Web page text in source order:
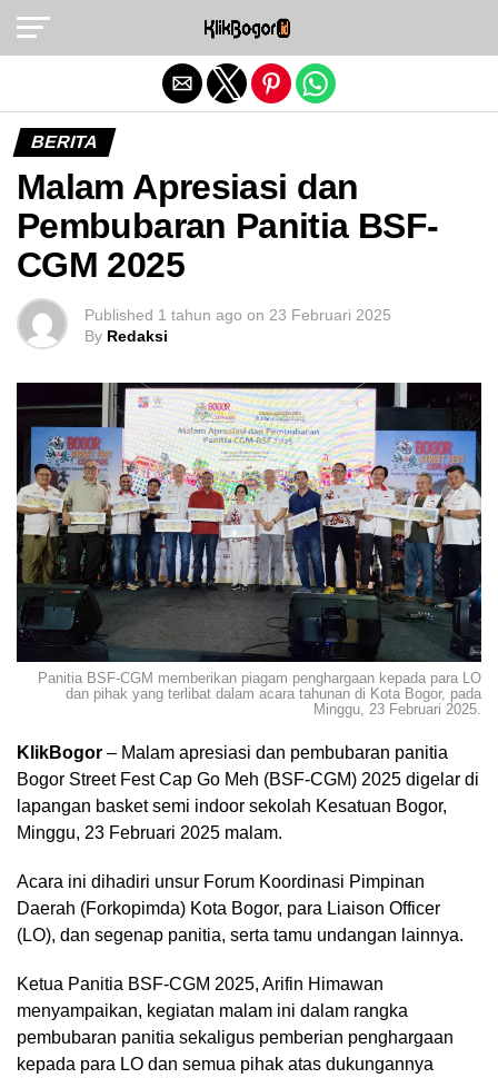
BERITA
Malam Apresiasi dan
Pembubaran Panitia BSF-
CGM 2025
Published 1 tahun ago on 23 Februari 2025
By Redaksi
Panitia BSF-CGM memberikan piagam penghargaan kepada para LO
dan pihak yang terlibat dalam acara tahunan di Kota Bogor, pada
Minggu, 23 Februari 2025.
KlikBogor – Malam apresiasi dan pembubaran panitia
Bogor Street Fest Cap Go Meh (BSF-CGM) 2025 digelar di
lapangan basket semi indoor sekolah Kesatuan Bogor,
Minggu, 23 Februari 2025 malam.
Acara ini dihadiri unsur Forum Koordinasi Pimpinan
Daerah (Forkopimda) Kota Bogor, para Liaison Officer
(LO), dan segenap panitia, serta tamu undangan lainnya.
Ketua Panitia BSF-CGM 2025, Arifin Himawan
menyampaikan, kegiatan malam ini dalam rangka
pembubaran panitia sekaligus pemberian penghargaan
kepada para LO dan semua pihak atas dukungannya
Exit mobile version